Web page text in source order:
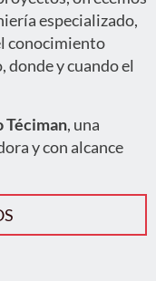
especializado,
conocimiento
donde y cuando el
Téciman, una
y con alcance